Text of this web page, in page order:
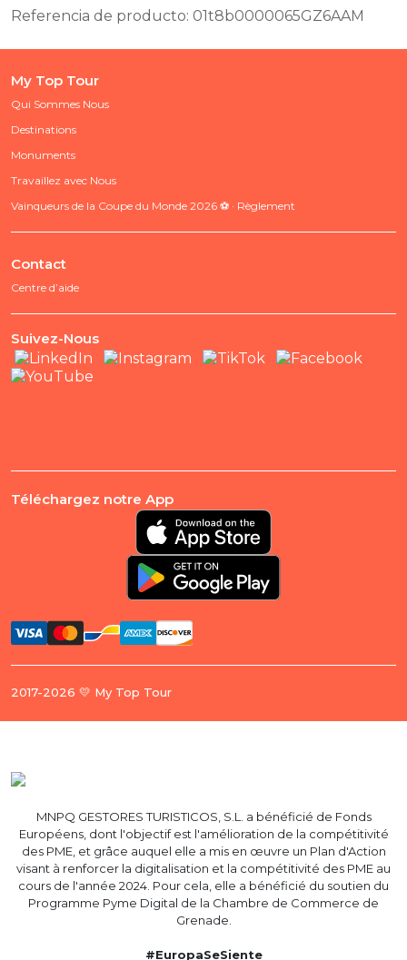
Referencia de producto: 01t8b0000065GZ6AAM
My Top Tour
Qui Sommes Nous
Destinations
Monuments
Travaillez avec Nous
Vainqueurs de la Coupe du Monde 2026 ⚽ · Règlement
Contact
Centre d’aide
Suivez-Nous
Téléchargez notre App
2017-2026 💛 My Top Tour
MNPQ GESTORES TURISTICOS, S.L. a bénéficié de Fonds
Européens, dont l'objectif est l'amélioration de la compétitivité
des PME, et grâce auquel elle a mis en œuvre un Plan d'Action
visant à renforcer la digitalisation et la compétitivité des PME au
cours de l'année 2024. Pour cela, elle a bénéficié du soutien du
Programme Pyme Digital de la Chambre de Commerce de
Grenade.
#EuropaSeSiente